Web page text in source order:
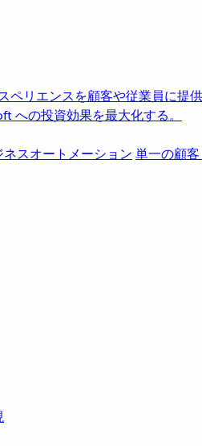
ペリエンスを顧客や従業員に提
への投資効果を最大化する。
ネスオートメーション 単一の顧